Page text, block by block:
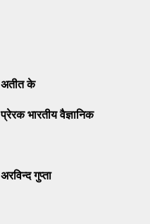
अतीत के
प्रेरक भारतीय वैज्ञानिक
अरविन्द गुप्ता